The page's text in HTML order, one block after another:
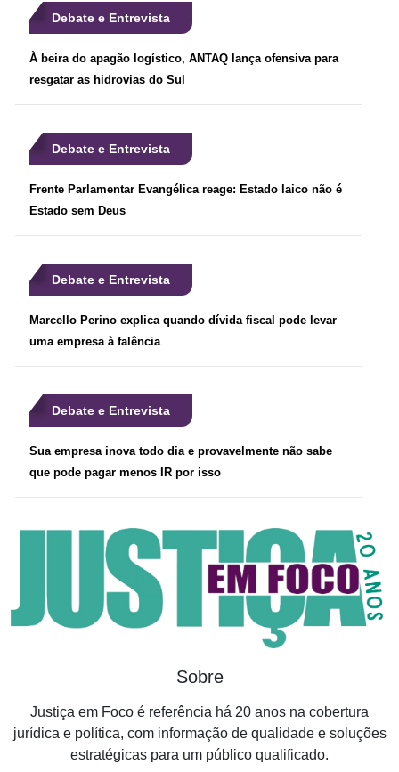
Debate e Entrevista
À beira do apagão logístico, ANTAQ lança ofensiva para
resgatar as hidrovias do Sul
Debate e Entrevista
Frente Parlamentar Evangélica reage: Estado laico não é
Estado sem Deus
Debate e Entrevista
Marcello Perino explica quando dívida fiscal pode levar
uma empresa à falência
Debate e Entrevista
Sua empresa inova todo dia e provavelmente não sabe
que pode pagar menos IR por isso
Sobre
Justiça em Foco é referência há 20 anos na cobertura
jurídica e política, com informação de qualidade e soluções
estratégicas para um público qualificado.